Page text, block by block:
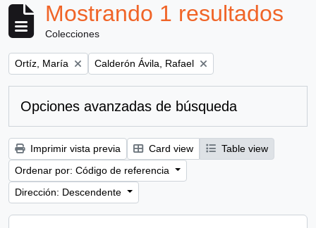
Mostrando 1 resultados
Colecciones
Remove filter:
Ortíz, María Remove filter:
Calderón Ávila, Rafael
Opciones avanzadas de búsqueda
Imprimir vista previa Card view
Table view
Ordenar por: Código de referencia
Dirección: Descendente